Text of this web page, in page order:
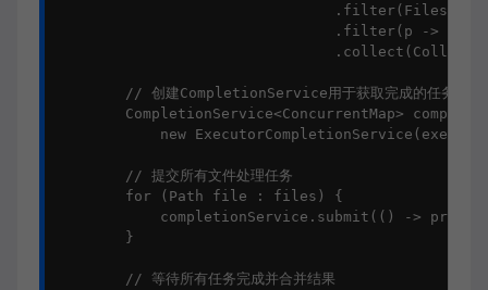
.filter(p ->
        // 创建CompletionService用于获取完成的任务
CompletionService<ConcurrentMap>
new
        // 提交所有文件处理任务
        for (Path file : files) {
completionService.submit(() ->
        }
        // 等待所有任务完成并合并结果